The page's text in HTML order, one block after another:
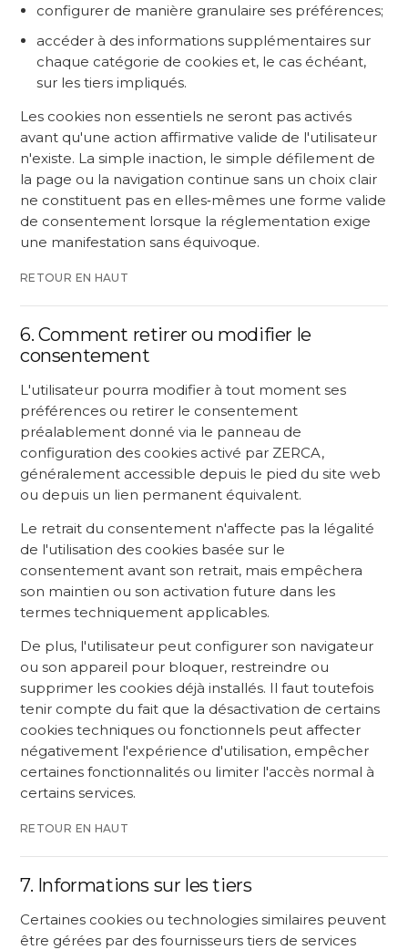
configurer de manière granulaire ses préférences;
accéder à des informations supplémentaires sur
chaque catégorie de cookies et, le cas échéant,
sur les tiers impliqués.
Les cookies non essentiels ne seront pas activés
avant qu'une action affirmative valide de l'utilisateur
n'existe. La simple inaction, le simple défilement de
la page ou la navigation continue sans un choix clair
ne constituent pas en elles‑mêmes une forme valide
de consentement lorsque la réglementation exige
une manifestation sans équivoque.
RETOUR EN HAUT
6. Comment retirer ou modifier le
consentement
L'utilisateur pourra modifier à tout moment ses
préférences ou retirer le consentement
préalablement donné via le panneau de
configuration des cookies activé par ZERCA,
généralement accessible depuis le pied du site web
ou depuis un lien permanent équivalent.
Le retrait du consentement n'affecte pas la légalité
de l'utilisation des cookies basée sur le
consentement avant son retrait, mais empêchera
son maintien ou son activation future dans les
termes techniquement applicables.
De plus, l'utilisateur peut configurer son navigateur
ou son appareil pour bloquer, restreindre ou
supprimer les cookies déjà installés. Il faut toutefois
tenir compte du fait que la désactivation de certains
cookies techniques ou fonctionnels peut affecter
négativement l'expérience d'utilisation, empêcher
certaines fonctionnalités ou limiter l'accès normal à
certains services.
RETOUR EN HAUT
7. Informations sur les tiers
Certaines cookies ou technologies similaires peuvent
être gérées par des fournisseurs tiers de services